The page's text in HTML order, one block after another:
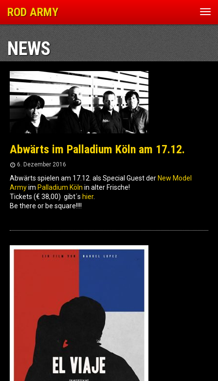
ROD ARMY
NEWS
Abwärts im Palladium Köln am 17.12.
6. Dezember 2016
Abwärts spielen am 17.12. als Special Guest der New Model
Armyim Palladium Köln in alter Frische!
Tickets (€ 38,00) gibt´s hier.
Be there or be square!!!!